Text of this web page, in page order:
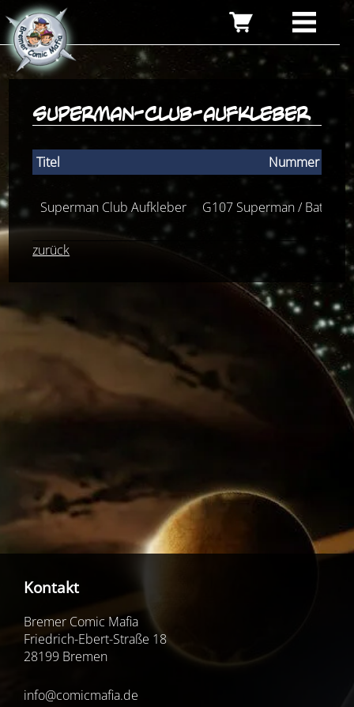
superman-club-aufkleber
Titel Nummer
Superman Club Aufkleber G107 Superman / Batman
zurück
Kontakt
Bremer Comic Mafia
Friedrich-Ebert-Straße 18
28199 Bremen
info@comicmafia.de